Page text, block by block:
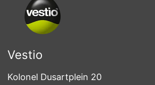
Vestio
Kolonel Dusartplein 20